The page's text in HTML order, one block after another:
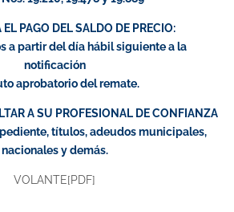
EL PAGO DEL SALDO DE PRECIO:
a partir del día hábil siguiente a la
notificación
aprobatorio del remate.
A SU PROFESIONAL DE CONFIANZA
títulos, adeudos municipales,
nacionales y demás.
VOLANTE[PDF]